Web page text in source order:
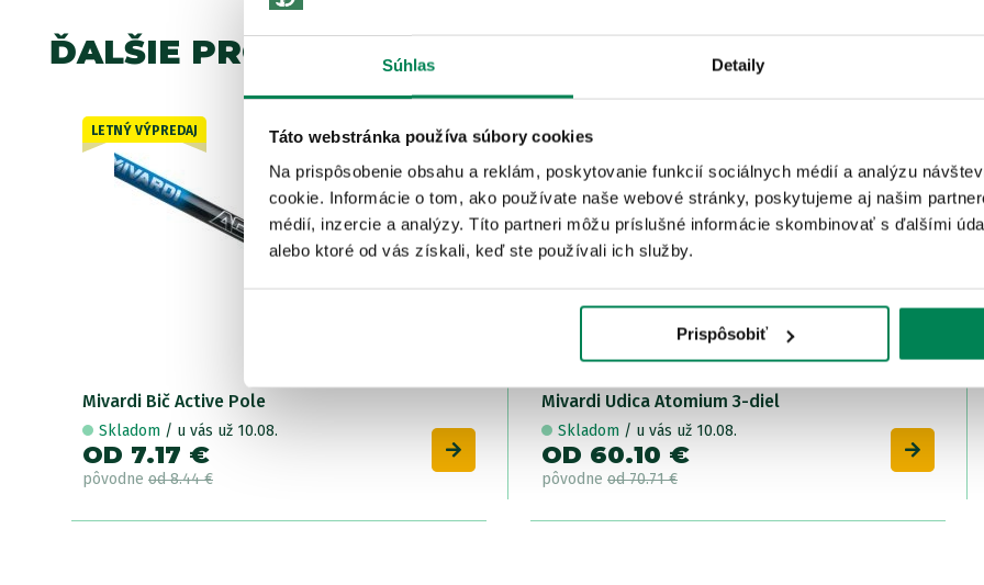
Súhlas Detaily
Táto webstránka používa súbory cookies
Na prispôsobenie obsahu a reklám, poskytovanie funkcií sociálnych médií a analýzu
cookie. Informácie o tom, ako používate naše webové stránky, poskytujeme aj našim
médií, inzercie a analýzy. Títo partneri môžu príslušné informácie skombinovať s ďalšími
alebo ktoré od vás získali, keď ste používali ich služby.
Prispôsobiť
veľ.
ĎALŠIE PRODUKTY TEJ ISTEJ ZNAČKY
LETNÝ VÝPREDAJ Akcia -15%
4 varianty
Mivardi Bič Active Pole
Skladom / u vás už 10.08.
OD 7.17 €
pôvodne od 8.44 €
LETNÝ VÝPREDAJ
3 varianty
Mivardi Udica Atomium 3-diel
Skladom / u vás už 10.08.
OD 60.10 €
pôvodne od 70.71 €